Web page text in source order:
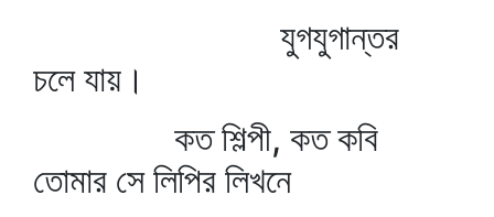
যুগযুগান্তর
চলে যায়।
কত শিল্পী, কত কবি
তোমার সে লিপির লিখনে